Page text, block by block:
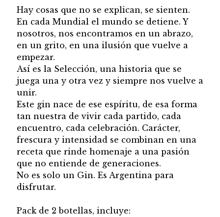
Hay cosas que no se explican, se sienten.
En cada Mundial el mundo se detiene. Y
nosotros, nos encontramos en un abrazo,
en un grito, en una ilusión que vuelve a
empezar.
Así es la Selección, una historia que se
juega una y otra vez y siempre nos vuelve a
unir.
Este gin nace de ese espíritu, de esa forma
tan nuestra de vivir cada partido, cada
encuentro, cada celebración. Carácter,
frescura y intensidad se combinan en una
receta que rinde homenaje a una pasión
que no entiende de generaciones.
No es solo un Gin. Es Argentina para
disfrutar.
Pack de 2 botellas, incluye: